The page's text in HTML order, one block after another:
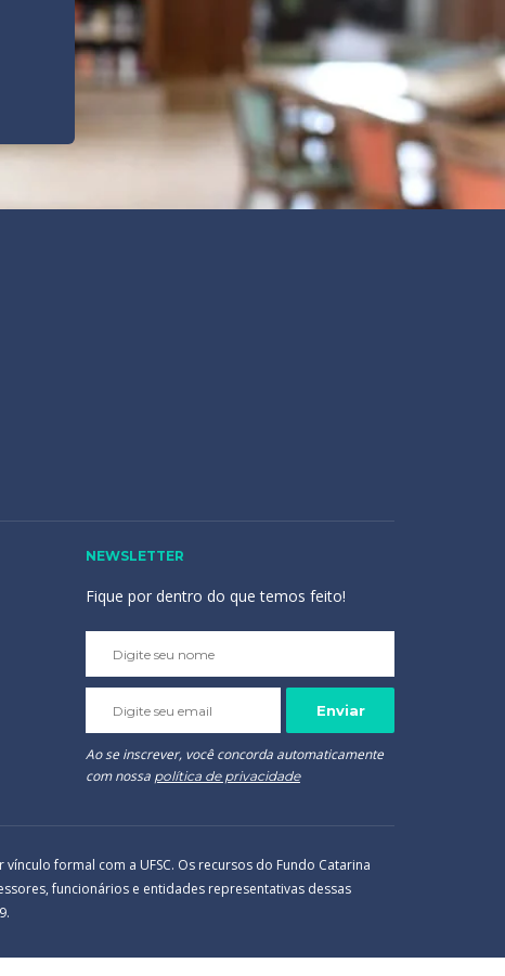
NEWSLETTER
Fique por dentro do que temos feito!
empty.
Ao se inscrever, você concorda automaticamente
com nossa política de privacidade
formal com a UFSC. Os recursos do Fundo Catarina
funcionários e entidades representativas dessas